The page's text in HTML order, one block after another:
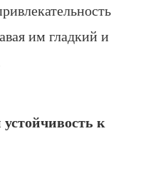
им гладкий и
к